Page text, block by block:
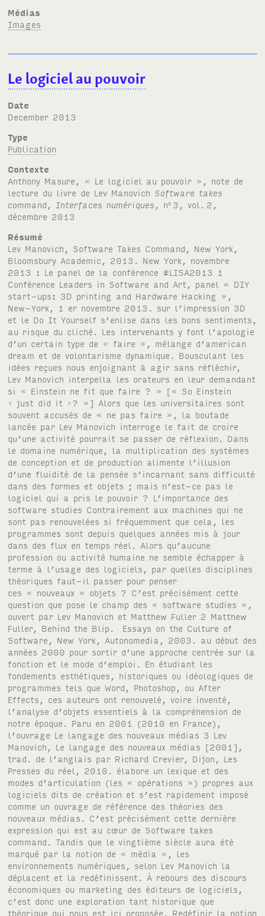
Médias
Images
Le logiciel au pouvoir
Date
December 2013
Type
Publication
Contexte
Anthony Masure, « Le logiciel au pouvoir », note de
lecture du livre de Lev Manovich Software takes
command
Interfaces numériques , no 3, vol.
2,
décembre 2013
Résumé
Lev Manovich, Software Takes Command, New York,
Bloomsbury Academic, 2013. New York, novembre
2013 : Le panel de la conférence #LISA2013 1
Conférence Leaders in Software and Art, panel « DIY
start-ups: 3D printing and Hardware Hacking »,
New-York, 1 er novembre 2013. sur l’impression 3D
et le Do It Yourself s’enlise dans les bons sentiments,
au risque du cliché. Les intervenants y font l’apologie
d’un certain type de « faire », mélange d’american
dream et de volontarisme dynamique. Bousculant les
idées reçues nous enjoignant à agir sans réfléchir,
Lev Manovich interpella les orateurs en leur demandant
si « Einstein ne fit que faire ? » [« So Einstein
‹ just did it ›? »] Alors que les universitaires sont
souvent accusés de « ne pas faire », la boutade
lancée par Lev Manovich interroge le fait de croire
qu’une activité pourrait se passer de réflexion. Dans
le domaine numérique, la multiplication des systèmes
de conception et de production alimente l’illusion
d’une fluidité de la pensée s’incarnant sans difficulté
dans des formes et objets ; mais n’est-ce pas le
logiciel qui a pris le pouvoir ? L’importance des
software studies Contrairement aux machines qui ne
sont pas renouvelées si fréquemment que cela, les
programmes sont depuis quelques années mis à jour
dans des flux en temps réel. Alors qu’aucune
profession ou activité humaine ne semble échapper à
terme à l’usage des logiciels, par quelles disciplines
théoriques faut-il passer pour penser
ces « nouveaux » objets ? C’est précisément cette
question que pose le champ des « software studies »,
ouvert par Lev Manovich et Matthew Fuller 2 Matthew
Fuller, Behind the Blip. Essays on the Culture of
Software, New York, Autonomedia, 2003. au début des
années 2000 pour sortir d’une approche centrée sur la
fonction et le mode d’emploi. En étudiant les
fondements esthétiques, historiques ou idéologiques de
programmes tels que Word, Photoshop, ou After
Effects, ces auteurs ont renouvelé, voire inventé,
l’analyse d’objets essentiels à la compréhension de
notre époque. Paru en 2001 (2010 en France),
l’ouvrage Le langage des nouveaux médias 3 Lev
Manovich, Le langage des nouveaux médias [2001],
trad. de l’anglais par Richard Crevier, Dijon, Les
Presses du réel, 2010. élabore un lexique et des
modes d’articulation (les « opérations ») propres aux
logiciels dits de création et s’est rapidement imposé
comme un ouvrage de référence des théories des
nouveaux médias. C’est précisément cette dernière
expression qui est au cœur de Software takes
command. Tandis que le vingtième siècle aura été
marqué par la notion de « média », les
environnements numériques, selon Lev Manovich la
déplacent et la redéfinissent. À rebours des discours
économiques ou marketing des éditeurs de logiciels,
c’est donc une exploration tant historique que
théorique qui nous est ici proposée. Redéfinir la notion